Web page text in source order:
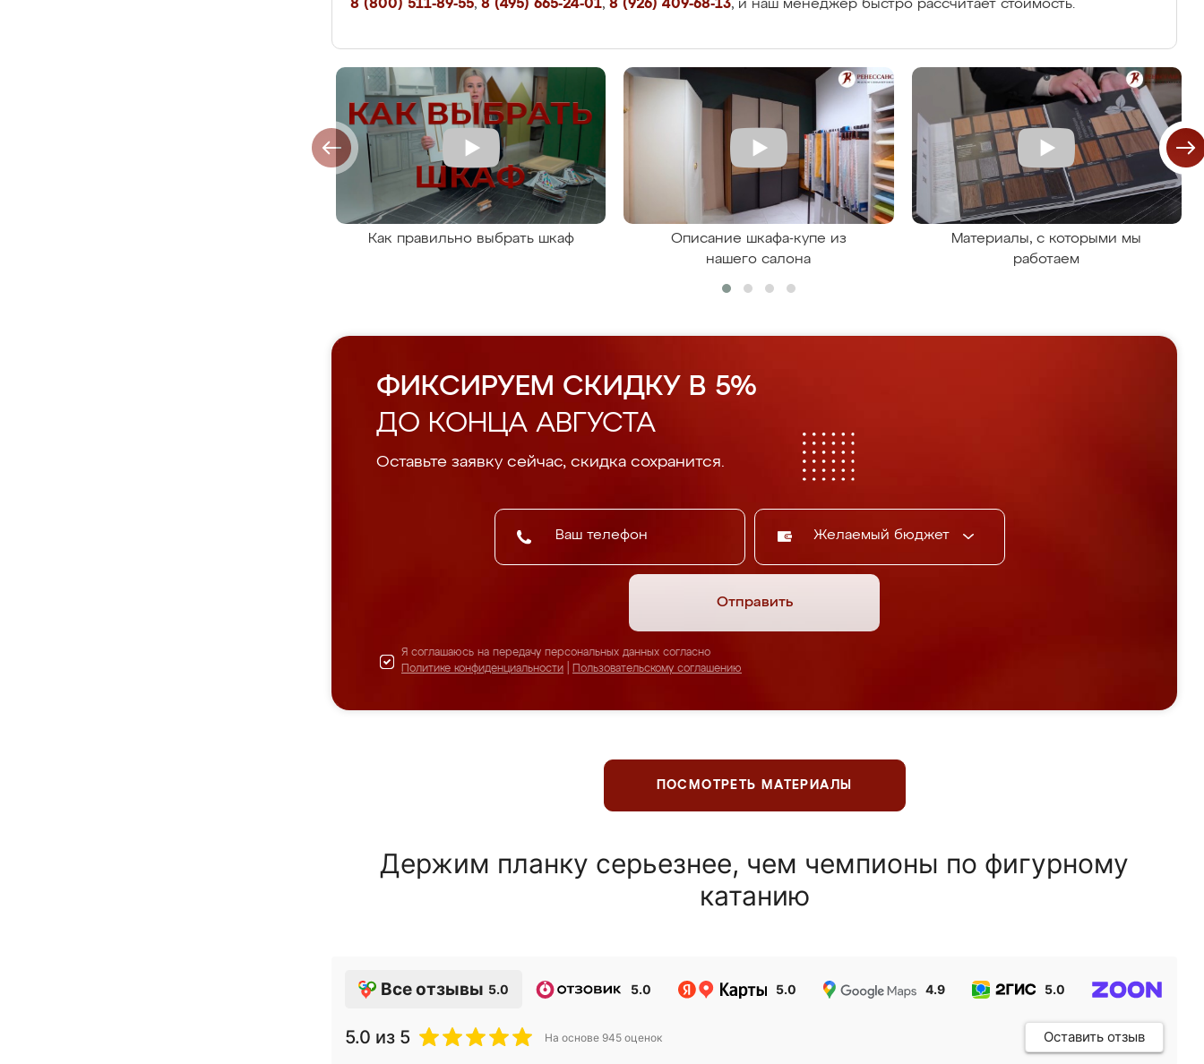
8 (800) 511-89-55, 8 (495) 665-24-01, 8 (926) 409-68-13, и наш менеджер быстро рассчитает стоимость.
Как правильно выбрать шкаф
Описание шкафа-купе из
нашего салона
Материалы, с которыми мы
работаем
ФИКСИРУЕМ СКИДКУ В 5%
ДО КОНЦА АВГУСТА
Оставьте заявку сейчас, скидка сохранится.
Желаемый бюджет
Отправить
Я соглашаюсь на передачу персональных данных согласно
Политике конфиденциальности
Пользовательскому соглашению
ПОСМОТРЕТЬ МАТЕРИАЛЫ
Держим планку серьезнее, чем чемпионы по фигурному
катанию
Все отзывы 5.0 5.0 5.0 4.9 5.0
5.0 из 5 На основе 945 оценок Оставить отзыв